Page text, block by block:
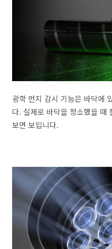
광학 먼지 감시 기능은 바닥에
다. 실제로 바닥을 청소했을 때
보면 보입니다.